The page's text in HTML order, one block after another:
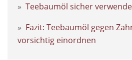
Teebaumöl sicher
Fazit: Teebaumöl gegen
vorsichtig einordnen